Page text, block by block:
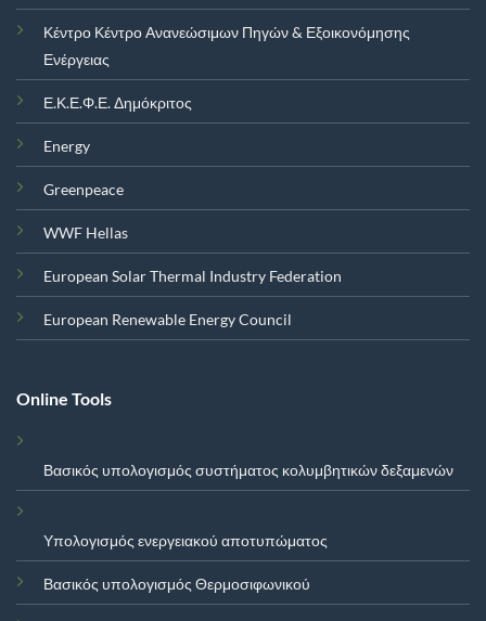
Κέντρο Κέντρο Ανανεώσιμων Πηγών & Εξοικονόμησης
Ενέργειας
Ε.Κ.Ε.Φ.Ε. Δημόκριτος
Energy
Greenpeace
WWF Hellas
European Solar Thermal Industry Federation
European Renewable Energy Council
Online Tools
Βασικός υπολογισμός συστήματος κολυμβητικών δεξαμενών
Υπολογισμός ενεργειακού αποτυπώματος
Βασικός υπολογισμός Θερμοσιφωνικού